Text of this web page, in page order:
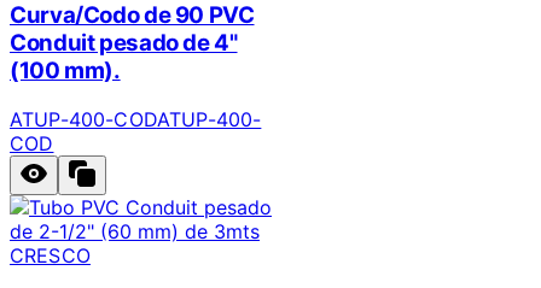
Curva/Codo de 90 PVC
Conduit pesado de 4"
(100 mm).
ATUP-400-CODATUP-400-
COD
CRESCO